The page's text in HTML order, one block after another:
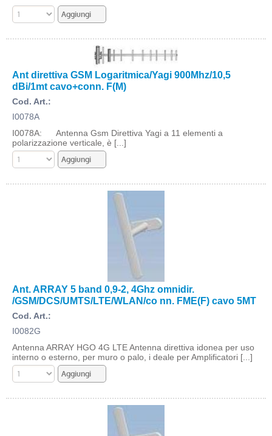
Ant direttiva GSM Logaritmica/Yagi 900Mhz/10,5
dBi/1mt cavo+conn. F(M)
Cod. Art.:
I0078A
I0078A: Antenna Gsm Direttiva Yagi a 11 elementi a
polarizzazione verticale, è [...]
Ant. ARRAY 5 band 0,9-2, 4Ghz omnidir.
/GSM/DCS/UMTS/LTE/WLAN/co nn. FME(F) cavo 5MT
Cod. Art.:
I0082G
Antenna ARRAY HGO 4G LTE Antenna direttiva idonea per uso
interno o esterno, per muro o palo, i deale per Amplificatori [...]